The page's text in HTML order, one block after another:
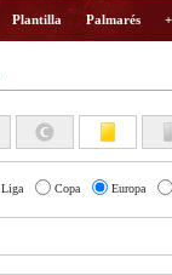
Plantilla Palmarés
Liga Copa Europa